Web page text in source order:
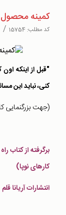
کمینه محصول
کد مطلب: 15754
/
"قبل از اینکه
کنی، نباید این
(جهت بزرگنمایی
کارهای نوپا)
انتشارات آریانا قلم